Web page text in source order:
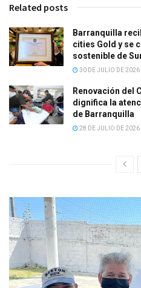
Related posts
Barranquilla
cities Gold y se
sostenible de
30 DE JULIO DE 2026
Renovación del
dignifica la
de Barranquilla
28 DE JULIO DE 2026